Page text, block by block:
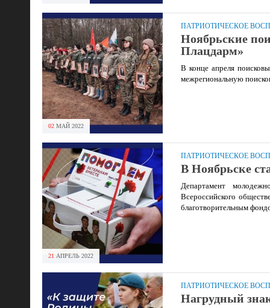
02 МАЙ 2022
ПАТРИОТИЧЕСКОЕ
Ноябрьские
Плацдарм»
В конце апреля
межрегиональную
21 АПРЕЛЬ 2022
ПАТРИОТИЧЕСКОЕ
В Ноябрьске
Департамент
Всероссийского
благотворительным
ПАТРИОТИЧЕСКОЕ
Нагрудный